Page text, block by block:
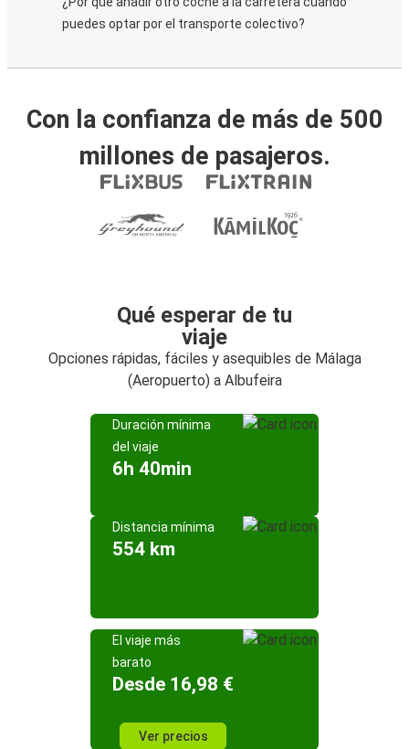
puedes optar por el transporte colectivo?
Con la confianza de más de 500
millones de pasajeros.
Qué esperar de tu
viaje
Opciones rápidas, fáciles y asequibles de Málaga
(Aeropuerto) a Albufeira
Duración mínima
del viaje
6h 40min
Distancia mínima
554 km
El viaje más
barato
Desde 16,98 €
Ver precios